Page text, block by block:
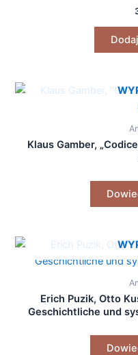
Klaus Gamber,
Erich Puzik, Otto
Geschichtliche und